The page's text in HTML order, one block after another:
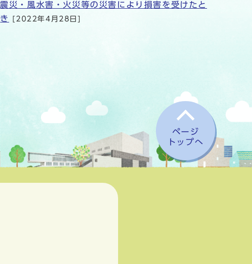
震災・風水害・火災等の災害により損害を受けたと
き
[2022年4月28日]
ページ
トップへ